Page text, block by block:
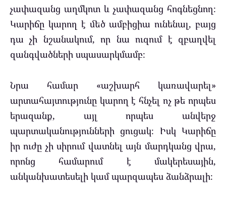
չափազանց աղմկոտ և չափազանց հոգնեցնող։
Կարիճը կարող է մեծ ամբիցիա ունենալ, բայց
դա չի նշանակում, որ նա ուզում է զբաղվել
զանգվածների սպասարկմամբ։
Նրա համար «աշխարհ կառավարել»
արտահայտությունը կարող է հնչել ոչ թե որպես
երազանք, այլ որպես անվերջ
պարտականությունների ցուցակ։ Իսկ Կարիճը
իր ուժը չի սիրում վատնել այն մարդկանց վրա,
որոնց համարում է մակերեսային,
անկանխատեսելի կամ պարզապես ձանձրալի։